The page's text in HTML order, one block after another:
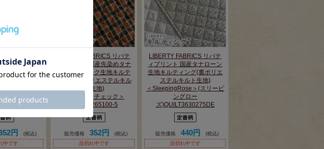
産先染めタナ
ク生地キルテ
エステルキル
チェック＞
4
円
(税込)
中です
LIBERTY FABRICS リバテ
ィプリント 国産先染めタナ
ローンチェック生地キルテ
ィング(裏ポリエステルキル
ト生地)
＜タータンチェック＞
QUILT3265100-5
販売価格 352円
(税込)
品切れ中です
LIBERTY FABRICS リバテ
ィプリント 国産タナローン
生地キルティング(裏ポリエ
ステルキルト生地)
＜SleepingRose＞(スリーピ
ングロー
ズ)QUILT3630275DE
販売価格 440円
(税込)
品切れ中です